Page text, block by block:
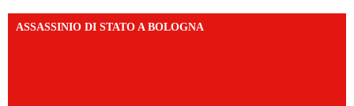
ASSASSINIO DI STATO A BOLOGNA